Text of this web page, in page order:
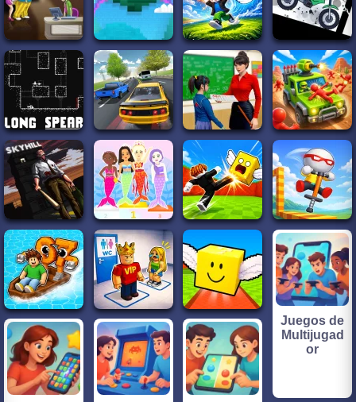
Juegos de
Multijugad
or